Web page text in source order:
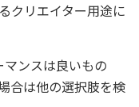
クリエイター用途に
ンスは良いもの
合は他の選択肢を検